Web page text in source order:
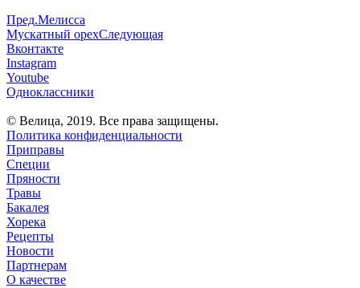
Пред.Мелисса
Мускатный орехСледующая
Вконтакте
Instagram
Youtube
Одноклассники
© Велица, 2019. Все права защищены.
Политика конфиденциальности
Приправы
Специи
Пряности
Травы
Бакалея
Хорека
Рецепты
Новости
Партнерам
О качестве